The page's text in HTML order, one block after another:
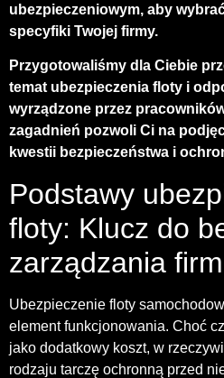
ubezpieczeniowym, aby
specyfiki Twojej firmy.
Przygotowaliśmy dla Ciebie
temat ubezpieczenia floty i
wyrządzone przez
zagadnień pozwoli Ci na
kwestii bezpieczeństwa i
Podstawy
floty: Klucz do
zarządzania
Ubezpieczenie floty
element funkcjonowania. Choć
jako dodatkowy koszt, w
rodzaju tarczę ochronną przed